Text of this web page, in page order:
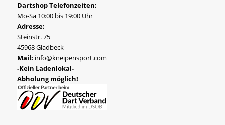
Dartshop Telefonzeiten:
Mo-Sa 10:00 bis 19:00 Uhr
Adresse:
Steinstr. 75
45968 Gladbeck
Mail: info@kneipensport.com
-Kein Ladenlokal-
Abholung möglich!